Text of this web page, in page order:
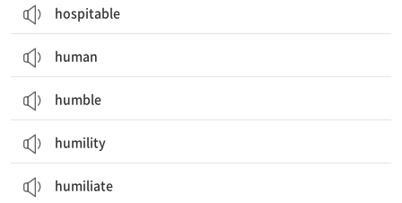
hospitable
human
humble
humility
humiliate